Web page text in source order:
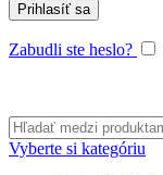
Prihlasíť sa
Zabudli ste heslo?
Vyberte si kategóriu